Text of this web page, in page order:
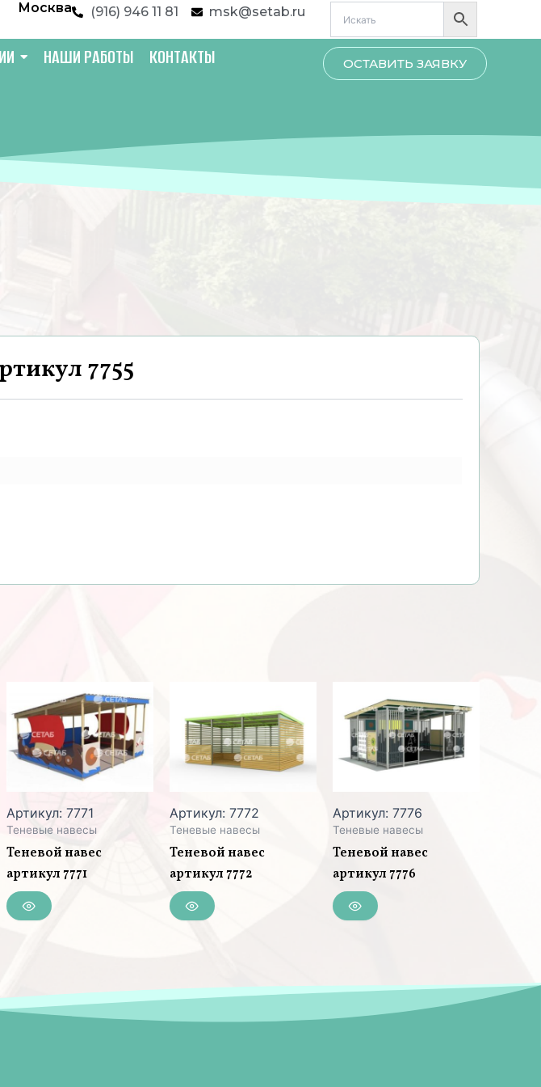
Москва (916) 946 11 81 msk@setab.ru
НАШИ РАБОТЫ КОНТАКТЫ ОСТАВИТЬ ЗАЯВКУ
7755
Артикул: 7771
Теневые навесы
Теневой навес
артикул 7771
Артикул: 7772
Теневые навесы
Теневой навес
артикул 7772
Артикул: 7776
Теневые навесы
Теневой навес
артикул 7776